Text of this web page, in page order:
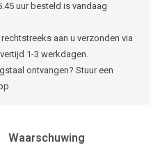
uur besteld is vandaag
aan u verzonden via
1-3 werkdagen.
ontvangen? Stuur een
Waarschuwing